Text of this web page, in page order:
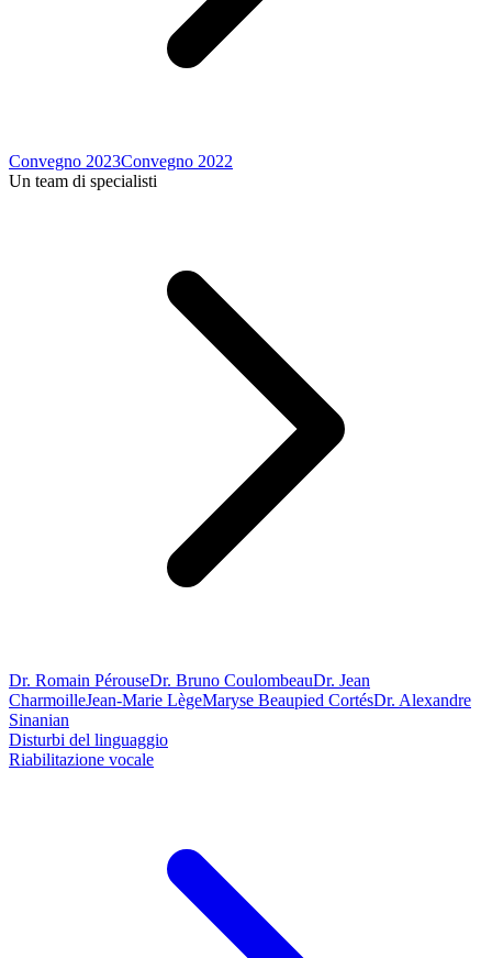
Convegno 2023Convegno 2022
Un team di specialisti
Dr. Romain PérouseDr. Bruno CoulombeauDr. Jean
CharmoilleJean-Marie LègeMaryse Beaupied CortésDr. Alexandre
Sinanian
Disturbi del linguaggio
Riabilitazione vocale